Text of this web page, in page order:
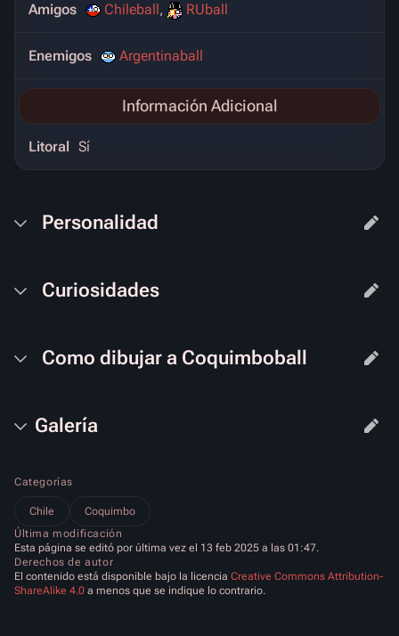
Amigos Chileball , RUball
Enemigos Argentinaball
Información Adicional
Litoral Sí
Personalidad
Curiosidades
Como dibujar a Coquimboball
Galería
Categorías
Chile
Coquimbo
Última modificación
Esta página se editó por última vez el 13 feb 2025 a las 01:47.
Derechos de autor
El contenido está disponible bajo la licencia Creative Commons Attribution-
ShareAlike 4.0 a menos que se indique lo contrario.